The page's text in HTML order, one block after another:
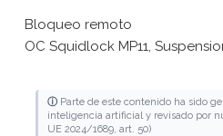
Bloqueo remoto
OC Squidlock MP11,
ⓘ Parte de este contenido ha sido
inteligencia artificial y revisado por
UE 2024/1689, art. 50)